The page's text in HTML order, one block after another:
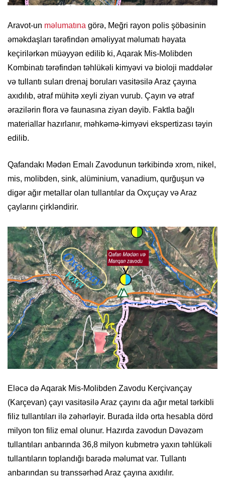
Aravot-un məlumatına görə, Meğri rayon polis şöbəsinin
əməkdaşları tərəfindən əməliyyat məlumatı həyata
keçirilərkən müəyyən edilib ki, Aqarak Mis-Molibden
Kombinatı tərəfindən təhlükəli kimyəvi və bioloji maddələr
və tullantı suları drenaj boruları vasitəsilə Araz çayına
axıdılıb, ətraf mühitə xeyli ziyan vurub. Çayın və ətraf
ərazilərin flora və faunasına ziyan dəyib. Faktla bağlı
materiallar hazırlanır, məhkəmə-kimyəvi ekspertizası təyin
edilib.
Qafandakı Mədən Emalı Zavodunun tərkibində xrom, nikel,
mis, molibden, sink, alüminium, vanadium, qurğuşun və
digər ağır metallar olan tullantılar da Oxçuçay və Araz
çaylarını çirkləndirir.
Eləcə də Aqarak Mis-Molibden Zavodu Kerçivançay
(Karçevan) çayı vasitəsilə Araz çayını da ağır metal tərkibli
filiz tullantıları ilə zəhərləyir. Burada ildə orta hesabla dörd
milyon ton filiz emal olunur. Hazırda zavodun Dəvəzəm
tullantıları anbarında 36,8 milyon kubmetrə yaxın təhlükəli
tullantıların toplandığı barədə məlumat var. Tullantı
anbarından su transsərhəd Araz çayına axıdılır.